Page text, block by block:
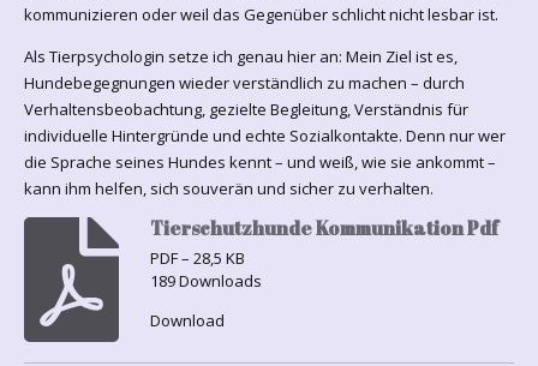
kommunizieren oder weil das Gegenüber schlicht nicht lesbar ist.
Als Tierpsychologin setze ich genau hier an: Mein Ziel ist es,
Hundebegegnungen wieder verständlich zu machen – durch
Verhaltensbeobachtung, gezielte Begleitung, Verständnis für
individuelle Hintergründe und echte Sozialkontakte. Denn nur wer
die Sprache seines Hundes kennt – und weiß, wie sie ankommt –
kann ihm helfen, sich souverän und sicher zu verhalten.
Tierschutzhunde Kommunikation Pdf
PDF – 28,5 KB
189 Downloads
Download